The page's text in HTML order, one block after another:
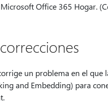
Office 365 Hogar.
un problema en el que
and Embedding) para